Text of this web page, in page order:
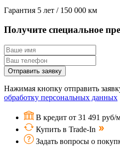
Гарантия 5 лет / 150 000 км
Получите специальное
Отправить заявку
Нажимая кнопку отправить
обработку персональных данных
В кредит от 31 491 руб/
Купить в Trade-In
Задать вопросы о